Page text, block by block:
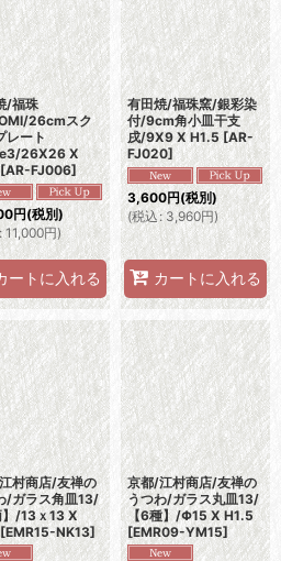
/福珠
26cmスク
レート
26X26 X
[AR-FJ006]
円(税別)
11,000円)
ートに入れる
有田焼/福珠窯/銀彩染
付/9cm角小皿干支
戌/9X9 X H1.5 [AR-
FJ020]
3,600円(税別)
(税込: 3,960円)
カートに入れる
村商店/友禅の
/ガラス角皿13/
/13ｘ13 X
[EMR15-NK13]
京都/江村商店/友禅の
うつわ/ガラス丸皿13/
【6種】/Φ15 X H1.5
[EMR09-YM15]